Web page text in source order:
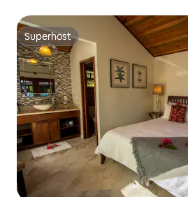
Superhost
Superhost